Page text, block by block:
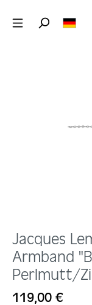
Jacques
Armband
Perlmutt/
Regulärer Preis:
119,00 €